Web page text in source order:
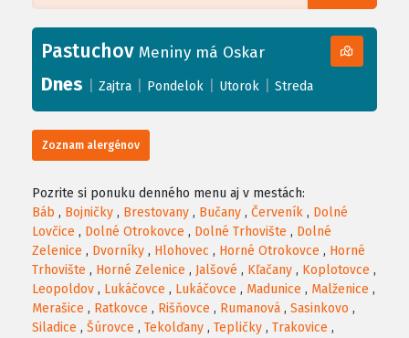
+
−
Leaflet| ©OpenStreetMap, Tiles courtesy ofHumanitarian OpenStreetMap
Pastuchov Meniny má Oskar
Dnes Zajtra Pondelok Utorok Streda
Zoznam alergénov
Pozrite si ponuku denného menu aj v mestách:
Báb , Bojničky , Brestovany , Bučany , Červeník , Dolné
Lovčice , Dolné Otrokovce , Dolné Trhovište , Dolné
Zelenice , Dvorníky , Hlohovec , Horné Otrokovce , Horné
Trhovište , Horné Zelenice , Jalšové , Kľačany , Koplotovce ,
Leopoldov , Lukáčovce , Lukáčovce , Madunice , Malženice ,
Merašice , Ratkovce , Rišňovce , Rumanová , Sasinkovo ,
Siladice , Šúrovce , Tekolďany , Tepličky , Trakovice ,